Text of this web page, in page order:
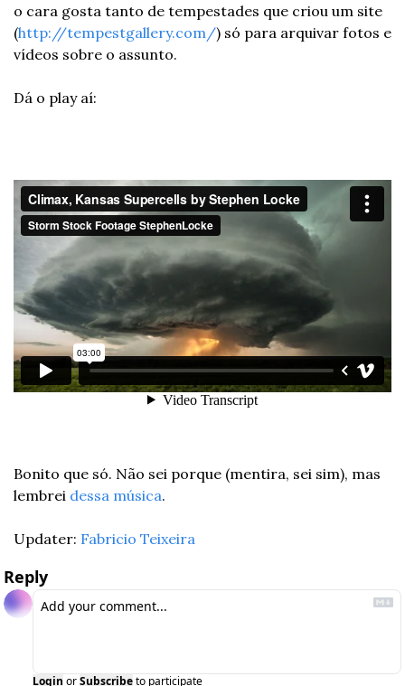
o cara gosta tanto de tempestades que criou um site
(http://tempestgallery.com/) só para arquivar fotos e
vídeos sobre o assunto.
Dá o play aí:
Bonito que só. Não sei porque (mentira, sei sim), mas
lembrei dessa música.
Updater: Fabricio Teixeira
Reply
Login orSubscribeto participate